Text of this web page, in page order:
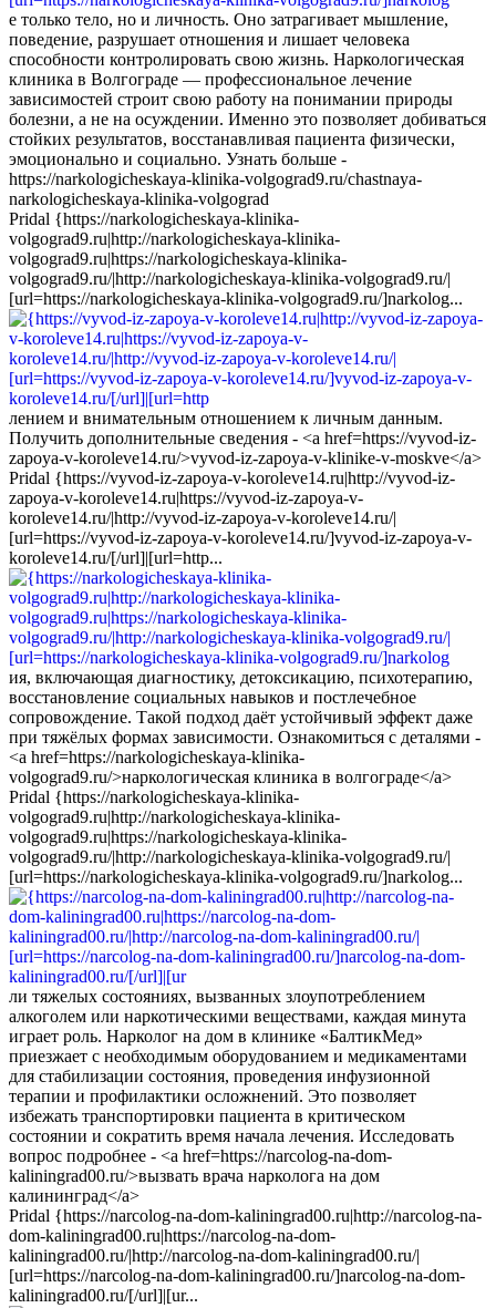
е только тело, но и личность. Оно затрагивает мышление,
поведение, разрушает отношения и лишает человека
способности контролировать свою жизнь. Наркологическая
клиника в Волгограде — профессиональное лечение
зависимостей строит свою работу на понимании природы
болезни, а не на осуждении. Именно это позволяет добиваться
стойких результатов, восстанавливая пациента физически,
эмоционально и социально. Узнать больше -
https://narkologicheskaya-klinika-volgograd9.ru/chastnaya-
narkologicheskaya-klinika-volgograd
Pridal {https://narkologicheskaya-klinika-
volgograd9.ru|http://narkologicheskaya-klinika-
volgograd9.ru|https://narkologicheskaya-klinika-
volgograd9.ru/|http://narkologicheskaya-klinika-volgograd9.ru/|
[url=https://narkologicheskaya-klinika-volgograd9.ru/]narkolog...
лением и внимательным отношением к личным данным.
Получить дополнительные сведения - <a href=https://vyvod-iz-
zapoya-v-koroleve14.ru/>vyvod-iz-zapoya-v-klinike-v-moskve</a>
Pridal {https://vyvod-iz-zapoya-v-koroleve14.ru|http://vyvod-iz-
zapoya-v-koroleve14.ru|https://vyvod-iz-zapoya-v-
koroleve14.ru/|http://vyvod-iz-zapoya-v-koroleve14.ru/|
[url=https://vyvod-iz-zapoya-v-koroleve14.ru/]vyvod-iz-zapoya-v-
koroleve14.ru/[/url]|[url=http...
ия, включающая диагностику, детоксикацию, психотерапию,
восстановление социальных навыков и постлечебное
сопровождение. Такой подход даёт устойчивый эффект даже
при тяжёлых формах зависимости. Ознакомиться с деталями -
<a href=https://narkologicheskaya-klinika-
volgograd9.ru/>наркологическая клиника в волгограде</a>
Pridal {https://narkologicheskaya-klinika-
volgograd9.ru|http://narkologicheskaya-klinika-
volgograd9.ru|https://narkologicheskaya-klinika-
volgograd9.ru/|http://narkologicheskaya-klinika-volgograd9.ru/|
[url=https://narkologicheskaya-klinika-volgograd9.ru/]narkolog...
ли тяжелых состояниях, вызванных злоупотреблением
алкоголем или наркотическими веществами, каждая минута
играет роль. Нарколог на дом в клинике «БалтикМед»
приезжает с необходимым оборудованием и медикаментами
для стабилизации состояния, проведения инфузионной
терапии и профилактики осложнений. Это позволяет
избежать транспортировки пациента в критическом
состоянии и сократить время начала лечения. Исследовать
вопрос подробнее - <a href=https://narcolog-na-dom-
kaliningrad00.ru/>вызвать врача нарколога на дом
калининград</a>
Pridal {https://narcolog-na-dom-kaliningrad00.ru|http://narcolog-na-
dom-kaliningrad00.ru|https://narcolog-na-dom-
kaliningrad00.ru/|http://narcolog-na-dom-kaliningrad00.ru/|
[url=https://narcolog-na-dom-kaliningrad00.ru/]narcolog-na-dom-
kaliningrad00.ru/[/url]|[ur...